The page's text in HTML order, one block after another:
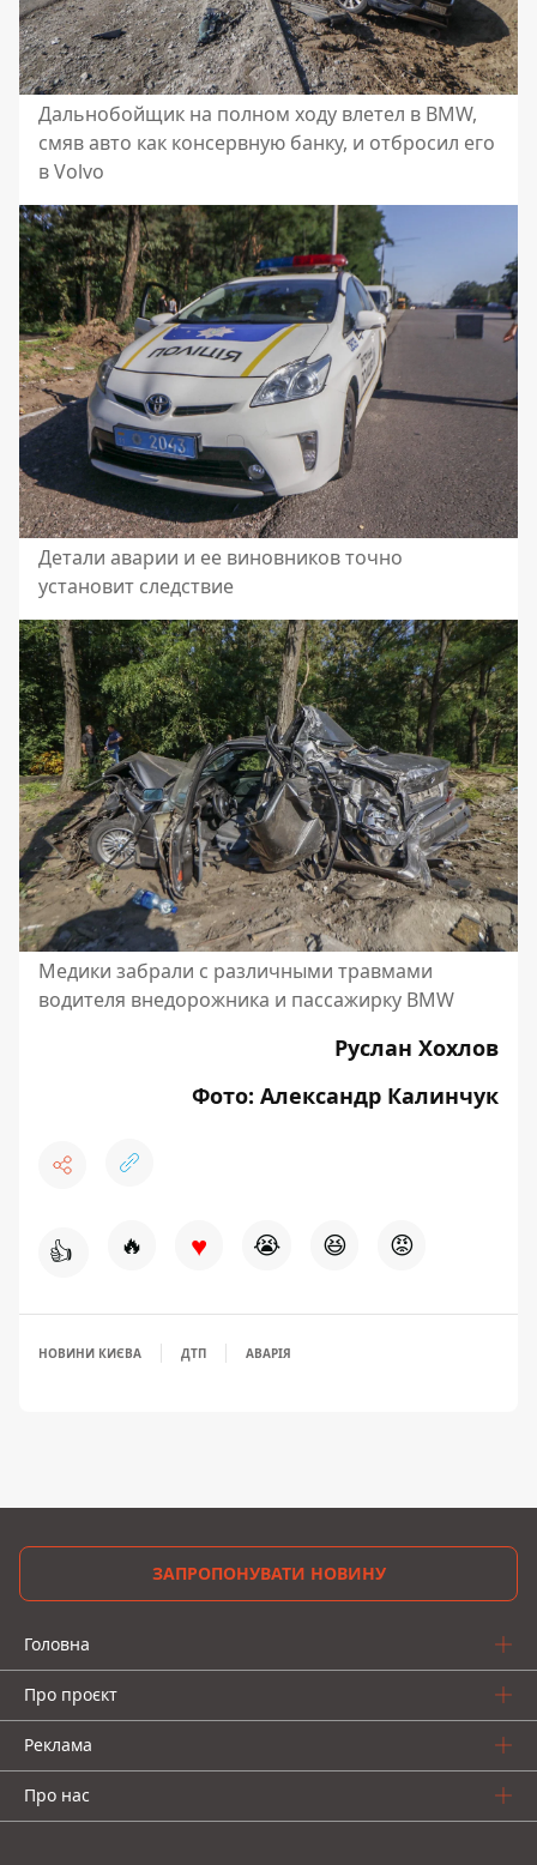
Дальнобойщик на полном ходу влетел в BMW,
смяв авто как консервную банку, и отбросил его
в Volvo
Детали аварии и ее виновников точно
установит следствие
Медики забрали с различными травмами
водителя внедорожника и пассажирку BMW
Руслан Хохлов
Фото: Александр Калинчук
👍 🔥 ♥ 😭 😆 😡
НОВИНИ КИЄВА ДТП АВАРІЯ
ЗАПРОПОНУВАТИ НОВИНУ
Головна
Про проєкт
Реклама
Про нас